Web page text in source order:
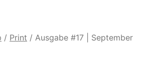
/ Print / Ausgabe #17 | September